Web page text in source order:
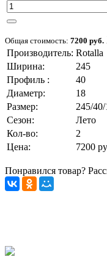
Общая стоимость: 7200 руб.
Производитель: Rotalla
Ширина:
245
Профиль :
40
Диаметр:
18
Размер:
245/
Сезон:
Лето
Кол-во:
2
Цена:
7200
Понравился товар?